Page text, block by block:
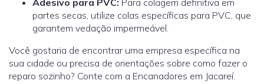
partes secas, utilize colas específicas para PVC, que
garantem vedação impermeável.
Você gostaria de encontrar uma empresa específica na
sua cidade ou precisa de orientações sobre como fazer o
reparo sozinho? Conte com a Encanadores em Jacareí.